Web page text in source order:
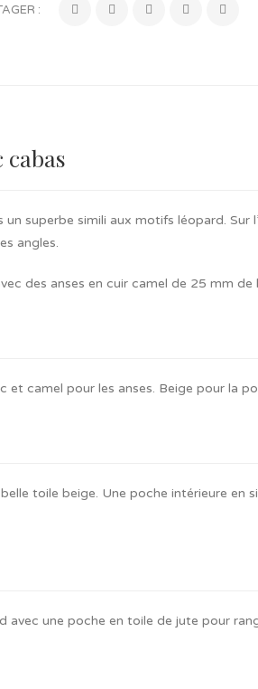
:
superbe simili aux motifs léopard. Sur
angles.
des anses en cuir camel de 25 mm de
et camel pour les anses. Beige pour la
toile beige. Une poche intérieure
avec une poche en toile de jute pour